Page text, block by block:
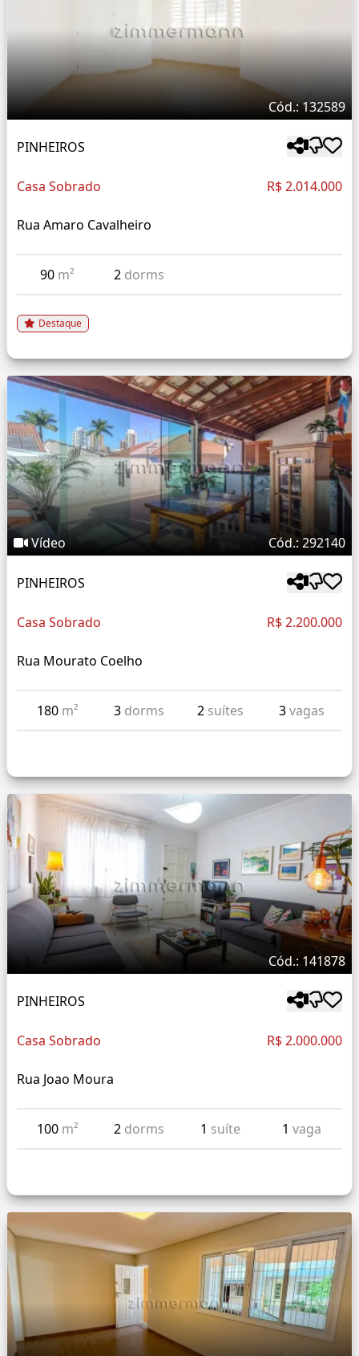
Cód.: 132589
PINHEIROS
Casa Sobrado R$ 2.014.000
Rua Amaro Cavalheiro
90 m² 2 dorms
Destaque
Vídeo Cód.: 292140
PINHEIROS
Casa Sobrado R$ 2.200.000
Rua Mourato Coelho
180 m² 3 dorms 2 suítes 3vagas
Cód.: 141878
PINHEIROS
Casa Sobrado R$ 2.000.000
Rua Joao Moura
100 m² 2 dorms 1 suíte 1 vaga